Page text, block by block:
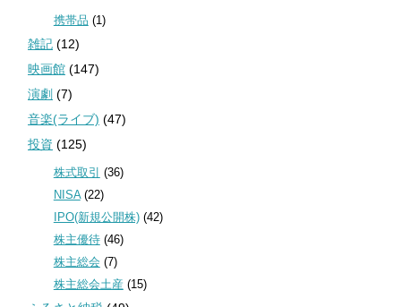
携帯品 (1)
雑記 (12)
映画館 (147)
演劇 (7)
音楽(ライブ) (47)
投資 (125)
株式取引 (36)
NISA(22)
IPO(新規公開株)(42)
株主優待(46)
株主総会 (7)
株主総会土産 (15)